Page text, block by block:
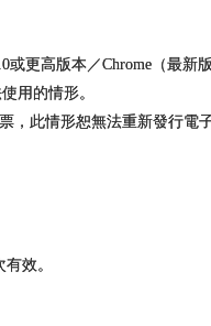
更高版本／Chrome（最新版
用的情形。
此情形恕無法重新發行電
效。